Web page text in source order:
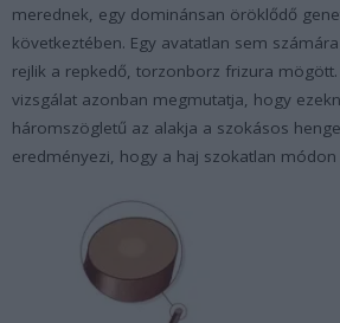
merednek, egy dominánsan öröklődő
következtében. Egy avatatlan sem
rejlik a repkedő, torzonborz frizura
vizsgálat azonban megmutatja, hogy
háromszögletű az alakja a szokásos
eredményezi, hogy a haj szokatlan módon